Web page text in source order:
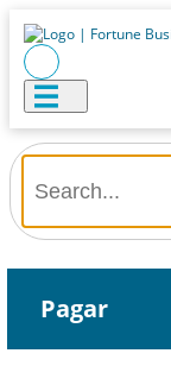
Pagar